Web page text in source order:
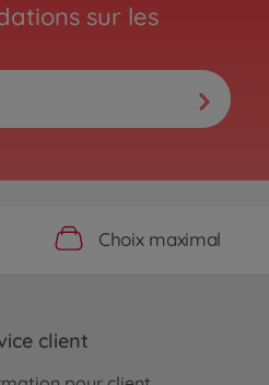
sur les
Choix maximal
client